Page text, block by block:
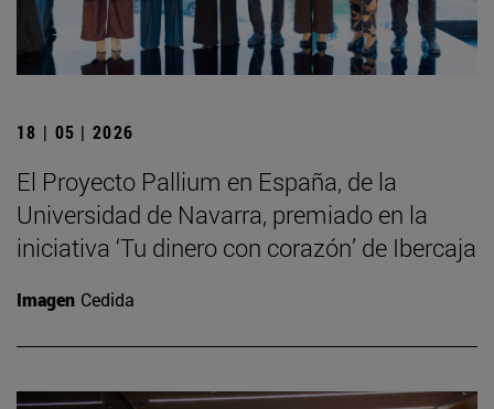
18 | 05 | 2026
El Proyecto Pallium en España, de la
Universidad de Navarra, premiado en la
iniciativa ‘Tu dinero con corazón’ de Ibercaja
Imagen Cedida